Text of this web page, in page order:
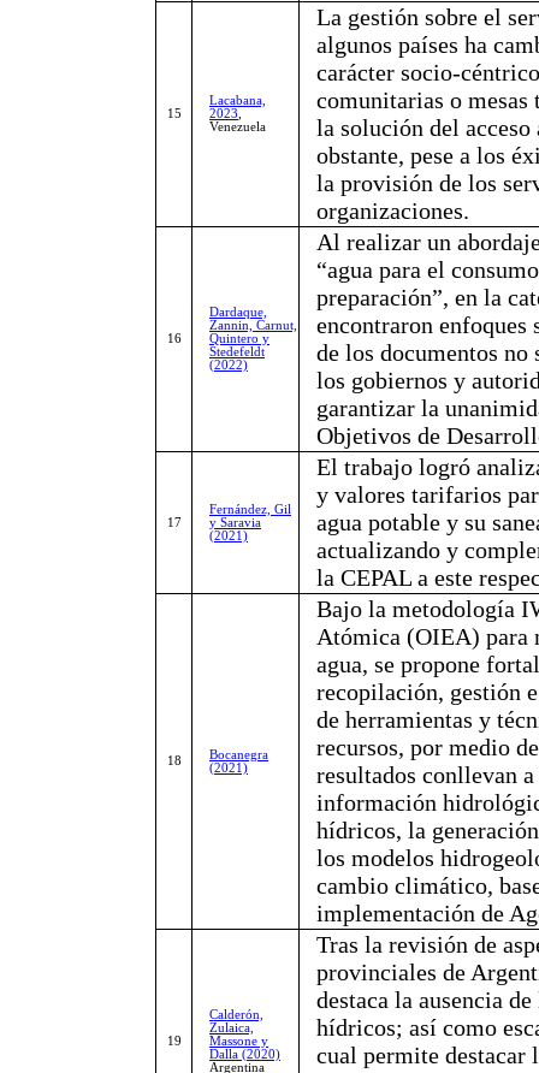
15
Lacabana,
2023
Venezuela
La gestión sobre el
algunos países ha
carácter socio-
comunitarias o mesas
la solución del acceso
obstante, pese a los
la provisión de los
organizaciones.
16
Dardaque,
Zannin, Carnut,
Quintero y
Stedefeldt
(2022)
Al realizar un
“agua para el
preparación”, en la
encontraron enfoques
de los documentos
los gobiernos y
garantizar la
Objetivos de
17
Fernández, Gil
y Saravia
(2021)
El trabajo logró
y valores tarifarios
agua potable y su
actualizando y
la CEPAL a este
18
Bocanegra
(2021)
Bajo la metodología
Atómica (OIEA) para
agua, se propone
recopilación, gestión
de herramientas y
recursos, por medio
resultados conllevan
información
hídricos, la
los modelos
cambio climático,
implementación de
19
Calderón,
Zulaica,
Massone y
Dalla (2020)
Argentina
Tras la revisión de
provinciales de
destaca la ausencia
hídricos; así como
cual permite destacar